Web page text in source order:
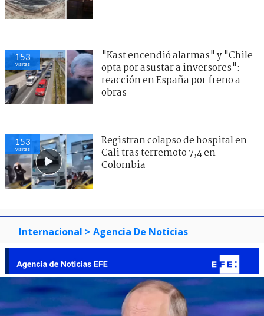
153
visitas
"Kast encendió alarmas" y "Chile
opta por asustar a inversores":
reacción en España por freno a
obras
153
visitas
Registran colapso de hospital en
Cali tras terremoto 7,4 en
Colombia
Internacional > Agencia De Noticias